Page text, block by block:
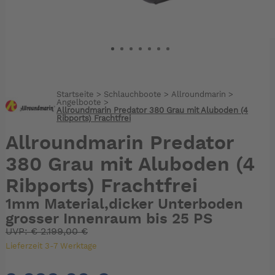
Startseite > Schlauchboote >Allroundmarin >
Angelboote >
Allroundmarin Predator 380 Grau mit Aluboden (4
Ribports) Frachtfrei
Allroundmarin Predator
380 Grau mit Aluboden (4
Ribports) Frachtfrei
1mm Material,dicker Unterboden
grosser Innenraum bis 25 PS
UVP:€2.199,00 €
Lieferzeit 3-7 Werktage